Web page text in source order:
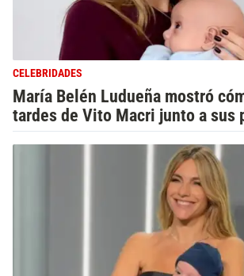
CELEBRIDADES
María Belén Ludueña mostró
tardes de Vito Macri junto a sus